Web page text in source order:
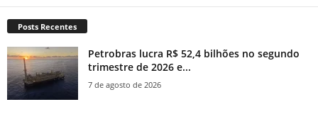
Posts Recentes
Petrobras lucra R$ 52,4 bilhões no segundo
trimestre de 2026 e...
7 de agosto de 2026